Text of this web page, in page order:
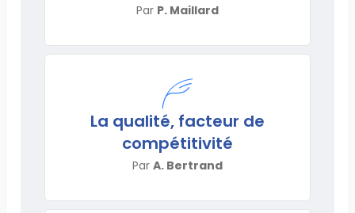
Par P. Maillard
La qualité, facteur de
compétitivité
Par A. Bertrand